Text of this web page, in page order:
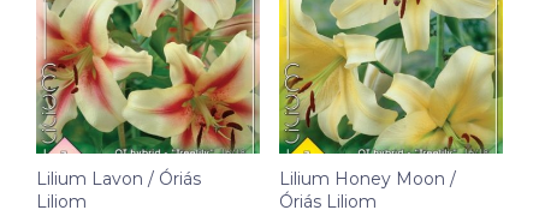
Lilium Lavon / Óriás
Liliom
Lilium Honey Moon /
Óriás Liliom